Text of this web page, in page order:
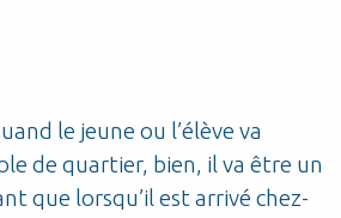
le jeune ou l’élève va
de quartier, bien, il va être un
que lorsqu’il est arrivé chez-